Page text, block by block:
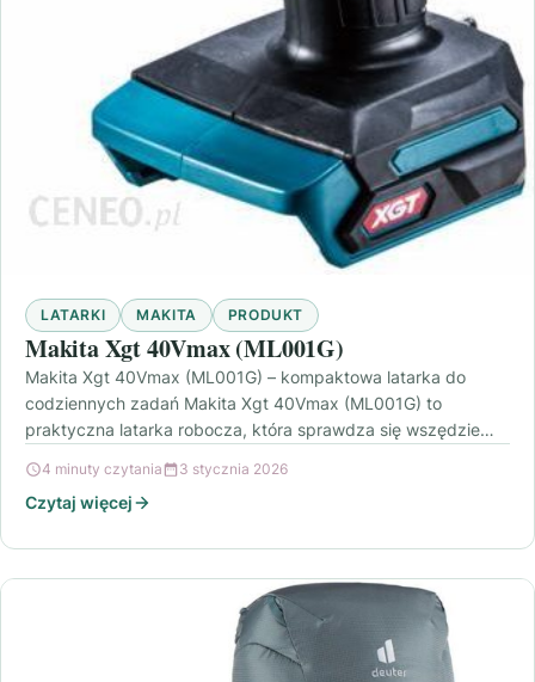
LATARKI MAKITA PRODUKT
Makita Xgt 40Vmax (ML001G)
Makita Xgt 40Vmax (ML001G) – kompaktowa latarka do
codziennych zadań Makita Xgt 40Vmax (ML001G) to
praktyczna latarka robocza, która sprawdza się wszędzie
4 minuty czytania 3 stycznia 2026
Czytaj więcej